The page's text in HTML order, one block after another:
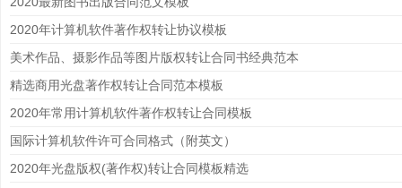
2020年计算机软件著作权转让协议模板
美术作品、摄影作品等图片版权转让合同书经典范本
精选商用光盘著作权转让合同范本模板
2020年常用计算机软件著作权转让合同模板
国际计算机软件许可合同格式（附英文）
2020年光盘版权(著作权)转让合同模板精选